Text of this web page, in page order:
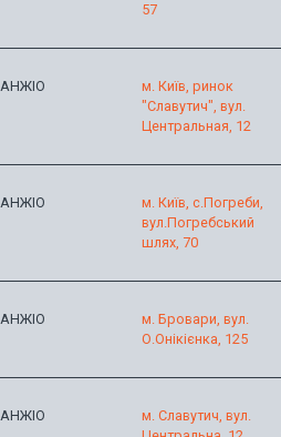
57
АНЖІО
м. Київ, ринок
"Славутич", вул.
Центральная, 12
АНЖІО
м. Київ, с.Погреби,
вул.Погребський
шлях, 70
АНЖІО
м. Бровари, вул.
О.Онікієнка, 125
АНЖІО
м. Славутич, вул.